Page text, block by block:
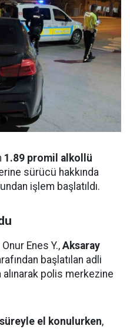
1.89 promil alkollü
sürücü hakkında
işlem başlatıldı.
Enes Y., Aksaray
başlatılan adli
alınarak polis merkezine
el konulurken,